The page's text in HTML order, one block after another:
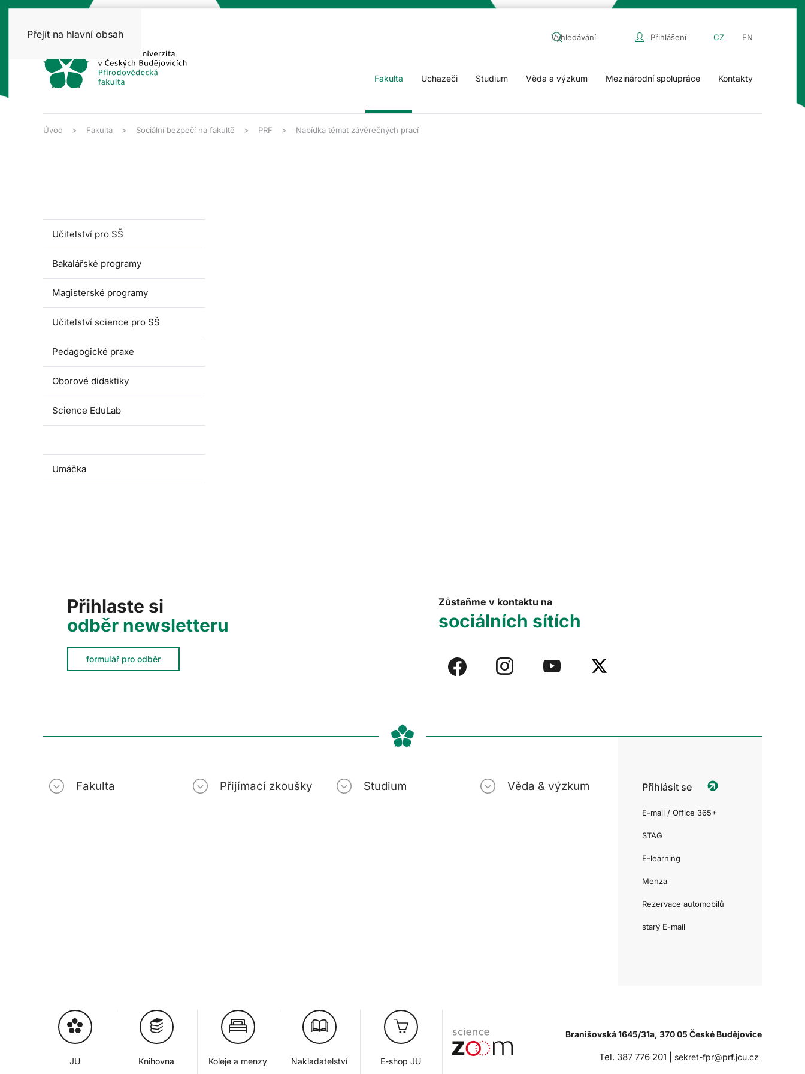
Přejít na hlavní obsah Přihlášení CZ EN
Fakulta Uchazeči Studium Věda a výzkum Mezinárodní spolupráce Kontakty
Úvod Fakulta Sociální bezpečí na fakultě PRF Nabídka témat závěrečných prací
Učitelství pro SŠ
Bakalářské programy
Magisterské programy
Učitelství science pro SŠ
Pedagogické praxe
Oborové didaktiky
Science EduLab
Umáčka
Přihlaste si
odběr newsletteru
formulář pro odběr
Zůstaňme v kontaktu na
sociálních sítích
Fakulta Přijímací zkoušky Studium Věda & výzkum Přihlásit se
E-mail / Office 365+
STAG
E-learning
Menza
Rezervace automobilů
starý E-mail
JU Knihovna Koleje a menzy Nakladatelství E-shop JU
Branišovská 1645/31a, 370 05 České Budějovice
Tel. 387 776 201 | sekret-fpr@prf.jcu.cz